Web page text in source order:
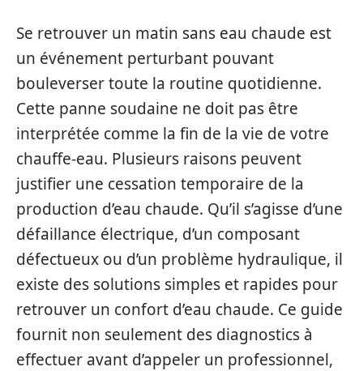
Se retrouver un matin sans eau chaude est
un événement perturbant pouvant
bouleverser toute la routine quotidienne.
Cette panne soudaine ne doit pas être
interprétée comme la fin de la vie de votre
chauffe-eau. Plusieurs raisons peuvent
justifier une cessation temporaire de la
production d’eau chaude. Qu’il s’agisse d’une
défaillance électrique, d’un composant
défectueux ou d’un problème hydraulique, il
existe des solutions simples et rapides pour
retrouver un confort d’eau chaude. Ce guide
fournit non seulement des diagnostics à
effectuer avant d’appeler un professionnel,